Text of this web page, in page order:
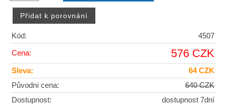
Kód: 4507
Cena: 576 CZK
Sleva:
64 CZK
Původní cena:
640 CZK
Dostupnost:
dostupnost 7dní